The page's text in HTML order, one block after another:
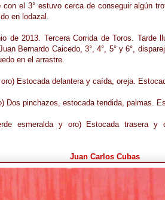
con el 3° estuvo cerca de conseguir algún
en lodazal.
de 2013. Tercera Corrida de Toros. Tarde
Bernardo Caicedo, 3°, 4°, 5° y 6°,
en el arrastre.
Estocada delantera y caída, oreja.
Dos pinchazos, estocada tendida, palmas.
esmeralda y oro) Estocada trasera y
Juan Carlos Cubas